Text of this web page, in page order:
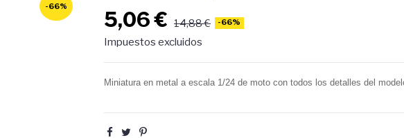
-66%
5,06 € 14,88 € -66%
Impuestos excluidos
Miniatura en metal a escala 1/24 de moto con todos los detalles del